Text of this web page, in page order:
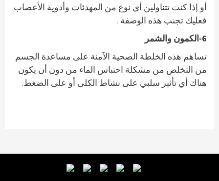
أو إذا كنت تتناولين أي نوع من المهدئات وأدوية الأعصاب
فعليك تجنب هذه الوصفة .
6-الكمون والشمر
تساهم هذه الخلطة الصحية الآمنة على مساعدة الجسم
من التخلص من مشكلة احتباس الماء من دون أن يكون
هناك أي تأثير سلبي على نشاط الكلى أو على الضغط.